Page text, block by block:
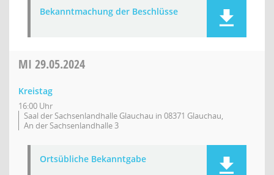
Bekanntmachung der Beschlüsse
MI 29.05.2024
Kreistag
16:00 Uhr
Saal der Sachsenlandhalle Glauchau in 08371 Glauchau,
An der Sachsenlandhalle 3
Ortsübliche Bekanntgabe